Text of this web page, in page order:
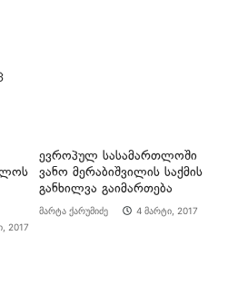
2017
ევროპულ სასამართლოში
ვანო მერაბიშვილის საქმის
განხილვა გაიმართება
მარტა ქარუმიძე 4 მარტი, 2017